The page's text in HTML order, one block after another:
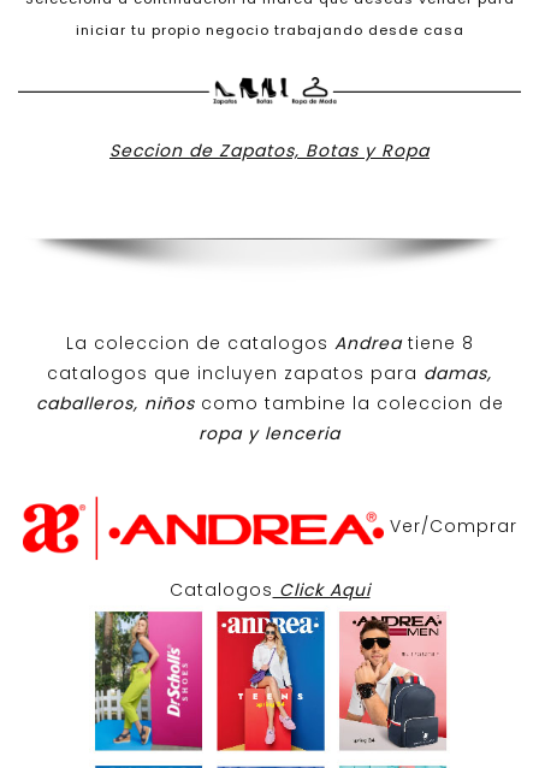
iniciar tu propio negocio trabajando desde casa
Seccion de Zapatos, Botas y Ropa
La coleccion de catalogos Andreatiene 8
catalogos que incluyen zapatos para damas,
caballeros, niños como tambine la coleccion de
ropa y lenceria
Ver/Comprar
Catalogos Click Aqui